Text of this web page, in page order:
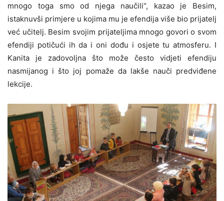
mnogo toga smo od njega naučili“, kazao je Besim,
istaknuvši primjere u kojima mu je efendija više bio prijatelj
već učitelj. Besim svojim prijateljima mnogo govori o svom
efendiji potičući ih da i oni dođu i osjete tu atmosferu. I
Kanita je zadovoljna što može često vidjeti efendiju
nasmijanog i što joj pomaže da lakše nauči predviđene
lekcije.